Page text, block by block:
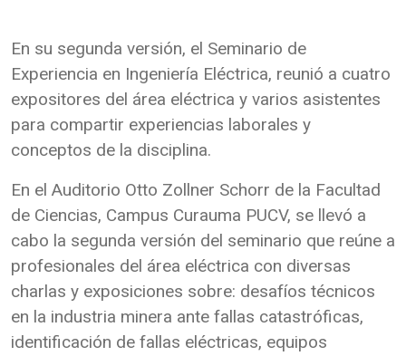
En su segunda versión, el Seminario de
Experiencia en Ingeniería Eléctrica, reunió a cuatro
expositores del área eléctrica y varios asistentes
para compartir experiencias laborales y
conceptos de la disciplina.
En el Auditorio Otto Zollner Schorr de la Facultad
de Ciencias, Campus Curauma PUCV, se llevó a
cabo la segunda versión del seminario que reúne a
profesionales del área eléctrica con diversas
charlas y exposiciones sobre: desafíos técnicos
en la industria minera ante fallas catastróficas,
identificación de fallas eléctricas, equipos